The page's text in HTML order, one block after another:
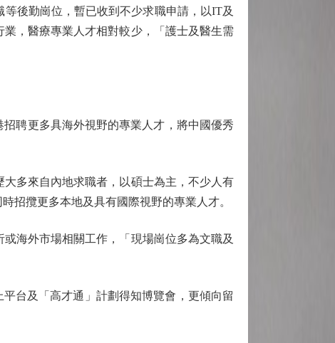
後勤崗位，暫已收到不少求職申請，以IT及
，醫療專業人才相對較少，「護士及醫生需
聘更多具海外視野的專業人才，將中國優秀
多來自內地求職者，以碩士為主，不少人有
招攬更多本地及具有國際視野的專業人才。
海外市場相關工作，「現場崗位多為文職及
台及「高才通」計劃得知博覽會，更傾向留